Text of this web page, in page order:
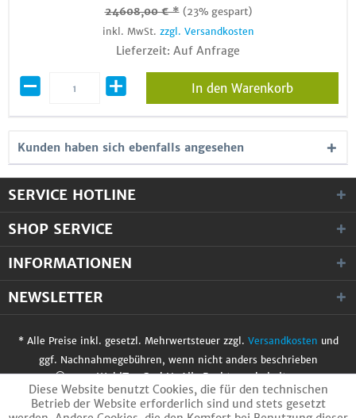
24608,00 € * (23% gespart)
inkl. MwSt. zzgl. Versandkosten
Lieferzeit: Auf Anfrage
In den Warenkorb
Kunden haben sich ebenfalls angesehen
SERVICE HOTLINE
SHOP SERVICE
INFORMATIONEN
NEWSLETTER
* Alle Preise inkl. gesetzl. Mehrwertsteuer zzgl. Versandkosten und
ggf. Nachnahmegebühren, wenn nicht anders beschrieben
© 2017 WobiTec GmbH. Alle Rechte vorbehalten.
Diese Website benutzt Cookies, die für den technischen
Betrieb der Website erforderlich sind und stets gesetzt